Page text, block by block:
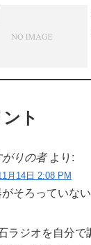
ト
がりの者 より:
月14日 2:08 PM
そろっていな
ラジオを自分で